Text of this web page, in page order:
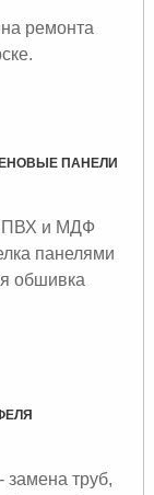
ремонта
ПАНЕЛИ
ПВХ и МДФ
панелями
обшивка
замена труб,